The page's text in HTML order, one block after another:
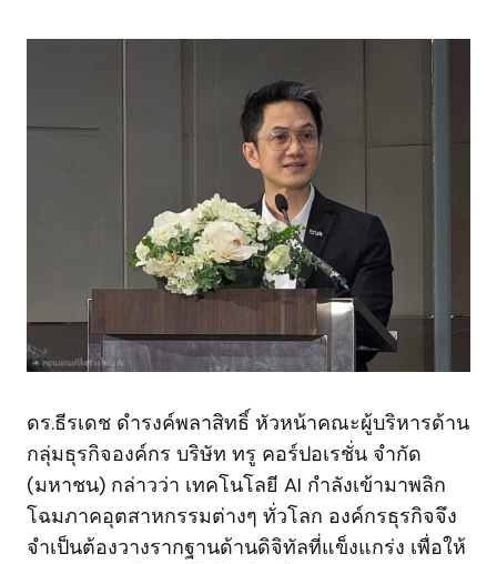
ดร.ธีรเดช ดำรงค์พลาสิทธิ์ หัวหน้าคณะผู้บริหารด้าน
กลุ่มธุรกิจองค์กร บริษัท ทรู คอร์ปอเรชั่น จำกัด
(มหาชน) กล่าวว่า เทคโนโลยี AI กำลังเข้ามาพลิก
โฉมภาคอุตสาหกรรมต่างๆ ทั่วโลก องค์กรธุรกิจจึง
จำเป็นต้องวางรากฐานด้านดิจิทัลที่แข็งแกร่ง เพื่อให้